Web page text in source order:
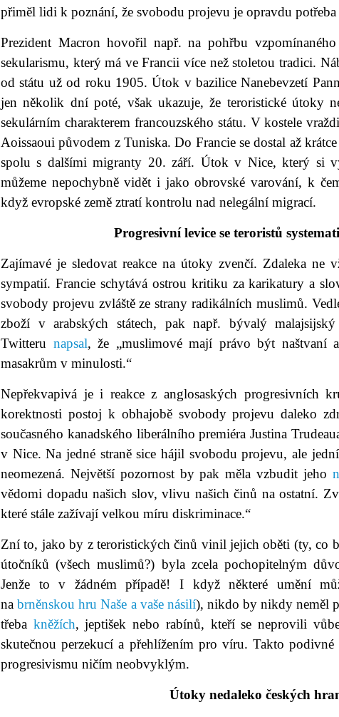
přiměl lidi k poznání, že svobodu projevu je opravdu potřeba
Prezident Macron hovořil např. na pohřbu
sekularismu, který má ve Francii více než stoletou tradici.
od státu už od roku 1905. Útok v bazilice Nanebevzetí
jen několik dní poté, však ukazuje, že teroristické útoky
sekulárním charakterem francouzského státu. V kostele
Aoissaoui původem z Tuniska. Do Francie se dostal až
spolu s dalšími migranty 20. září. Útok v Nice, který si
můžeme nepochybně vidět i jako obrovské varování, k
když evropské země ztratí kontrolu nad nelegální migrací.
Progresivní levice se teroristů
Zajímavé je sledovat reakce na útoky zvenčí. Zdaleka ne
sympatií. Francie schytává ostrou kritiku za karikatury a
svobody projevu zvláště ze strany radikálních muslimů.
zboží v arabských státech, pak např. bývalý
Twitteru napsal, že „muslimové mají právo být naštvaní
masakrům v minulosti.“
Nepřekvapivá je i reakce z anglosaských progresivních
korektnosti postoj k obhajobě svobody projevu daleko
současného kanadského liberálního premiéra Justina
v Nice. Na jedné straně sice hájil svobodu projevu, ale
neomezená. Největší pozornost by pak měla vzbudit jeho
vědomi dopadu našich slov, vlivu našich činů na ostatní.
které stále zažívají velkou míru diskriminace.“
Zní to, jako by z teroristických činů vinil jejich oběti (ty, co
útočníků (všech muslimů?) byla zcela pochopitelným
Jenže to v žádném případě! I když některé umění
nabrněnskou hru Naše a vaše násilí), nikdo by nikdy neměl
třeba kněžích, jeptišek nebo rabínů, kteří se neprovili
skutečnou perzekucí a přehlížením pro víru. Takto podivné
progresivismu ničím neobvyklým.
Útoky nedaleko českých